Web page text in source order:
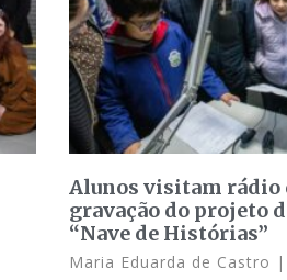
Alunos visitam rádio
gravação do projeto
“Nave de Histórias”
Maria Eduarda de Castro